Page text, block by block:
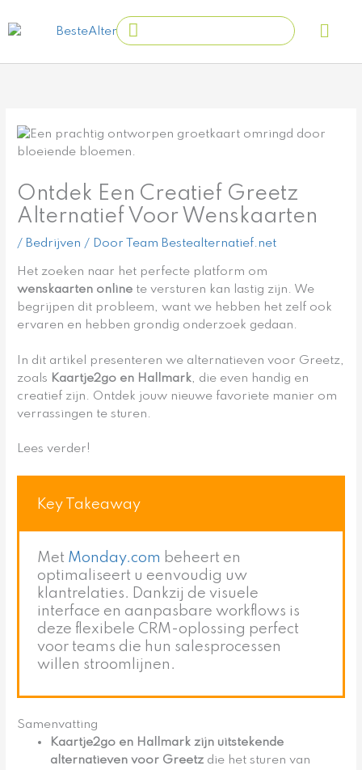
naar
inhoud
Main
Search
...
Ontdek Een Creatief Greetz
Alternatief Voor Wenskaarten
/ Bedrijven / Door Team Bestealternatief.net
Het zoeken naar het perfecte platform om
wenskaarten online te versturen kan lastig zijn. We
begrijpen dit probleem, want we hebben het zelf ook
ervaren en hebben grondig onderzoek gedaan.
In dit artikel presenteren we alternatieven voor Greetz,
zoals Kaartje2go en Hallmark, die even handig en
creatief zijn. Ontdek jouw nieuwe favoriete manier om
verrassingen te sturen.
Lees verder!
Key Takeaway
Met Monday.com beheert en
optimaliseert u eenvoudig uw
klantrelaties. Dankzij de visuele
interface en aanpasbare workflows is
deze flexibele CRM-oplossing perfect
voor teams die hun salesprocessen
willen stroomlijnen.
Samenvatting
Kaartje2go en Hallmark zijn uitstekende
alternatieven voor Greetz die het sturen van